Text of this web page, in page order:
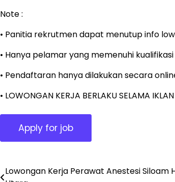
Note :
• Panitia rekrutmen dapat menutup info
• Hanya pelamar yang memenuhi
• Pendaftaran hanya dilakukan secara
• LOWONGAN KERJA BERLAKU SELAMA
Post
Lowongan Kerja Perawat Anestesi